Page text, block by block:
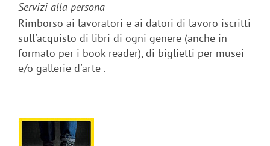
Servizi alla persona
Rimborso ai lavoratori e ai datori di lavoro iscritti
sull'acquisto di libri di ogni genere (anche in
formato per i book reader), di biglietti per musei
e/o gallerie d'arte .